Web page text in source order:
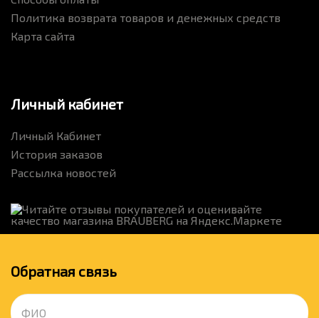
Политика возврата товаров и денежных средств
Карта сайта
Личный кабинет
Личный Кабинет
История заказов
Рассылка новостей
Обратная связь